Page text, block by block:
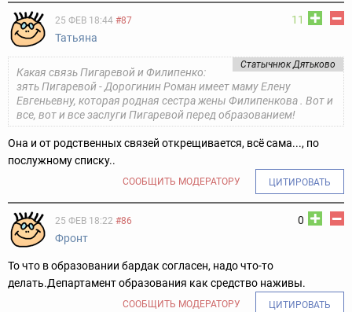
11
25 ФЕВ 18:44 #87
Татьянa
Статычнюк Дятьково
Какая связь Пигаревой и Филипенко:
зять Пигаревой - Дорогинин Роман имеет маму Елену
Евгеньевну, которая родная сестра жены Филипенкова . Вот и
все, вот и все заслуги Пигаревой перед образованием!
Она и от родственных связей открещивается, всё сама..., по
послужному списку..
СООБЩИТЬ МОДЕРАТОРУ ЦИТИРОВАТЬ
0
25 ФЕВ 18:22 #86
Фронт
То что в образовании бардак согласен, надо что-то
делать.Департамент образования как средство наживы.
СООБЩИТЬ МОДЕРАТОРУ ЦИТИРОВАТЬ